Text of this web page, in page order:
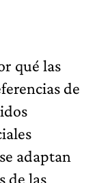
qué las
de
adaptan
de las